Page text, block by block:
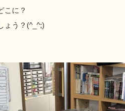
こに？
ょう？(^_^;)